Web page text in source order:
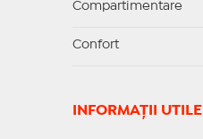
Compartimentare
Confort
INFORMAŢII UTILE